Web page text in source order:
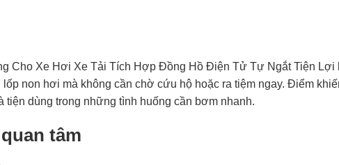
Cho Xe Hơi Xe Tải Tích Hợp Đồng Hồ Điện Tử Tự Ngắt Tiện Lợi
non hơi mà không cần chờ cứu hộ hoặc ra tiệm ngay. Điểm
tiện dùng trong những tình huống cần bơm nhanh.
tâm